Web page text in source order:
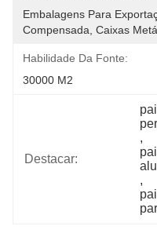
Embalagens Para
Compensada, Caixas
Habilidade Da Fonte:
30000 M2
Destacar:
,
,